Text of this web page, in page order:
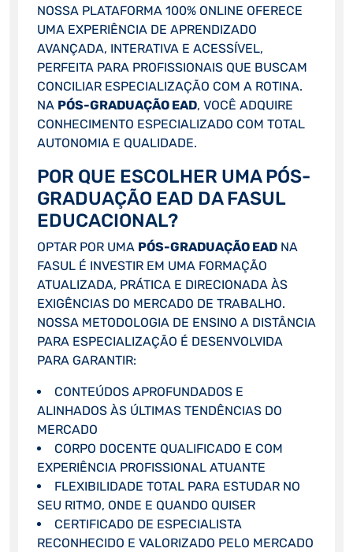
NOSSA PLATAFORMA 100% ONLINE OFERECE
UMA EXPERIÊNCIA DE APRENDIZADO
AVANÇADA, INTERATIVA E ACESSÍVEL,
PERFEITA PARA PROFISSIONAIS QUE BUSCAM
CONCILIAR ESPECIALIZAÇÃO COM A ROTINA.
NA PÓS-GRADUAÇÃO EAD, VOCÊ ADQUIRE
CONHECIMENTO ESPECIALIZADO COM TOTAL
AUTONOMIA E QUALIDADE.
POR QUE ESCOLHER UMA PÓS-
GRADUAÇÃO EAD DA FASUL
EDUCACIONAL?
OPTAR POR UMA PÓS-GRADUAÇÃO EADNA
FASUL É INVESTIR EM UMA FORMAÇÃO
ATUALIZADA, PRÁTICA E DIRECIONADA ÀS
EXIGÊNCIAS DO MERCADO DE TRABALHO.
NOSSA METODOLOGIA DE ENSINO A DISTÂNCIA
PARA ESPECIALIZAÇÃO É DESENVOLVIDA
PARA GARANTIR:
CONTEÚDOS APROFUNDADOS E
ALINHADOS ÀS ÚLTIMAS TENDÊNCIAS DO
MERCADO
CORPO DOCENTE QUALIFICADO E COM
EXPERIÊNCIA PROFISSIONAL ATUANTE
FLEXIBILIDADE TOTAL PARA ESTUDAR NO
SEU RITMO, ONDE E QUANDO QUISER
CERTIFICADO DE ESPECIALISTA
RECONHECIDO E VALORIZADO PELO MERCADO